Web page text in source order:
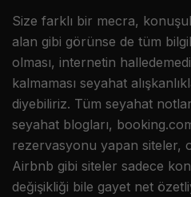
Size farklı bir mecra,
alan gibi görünse de tüm
olması, internetin
kalmaması seyahat
diyebiliriz. Tüm seyahat
seyahat blogları,
rezervasyonu yapan siteler,
Airbnb gibi siteler sadece
değişikliği bile gayet net